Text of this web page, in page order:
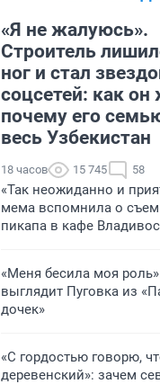
«Я не жалуюсь».
Строитель
ног и стал
соцсетей: как он
почему его
весь Узбекистан
18 часов 15 745 58
«Так неожиданно и
мема вспомнила о
пикапа в кафе
«Меня бесила моя
выглядит Пуговка из
дочек»
«С гордостью говорю,
деревенский»: зачем